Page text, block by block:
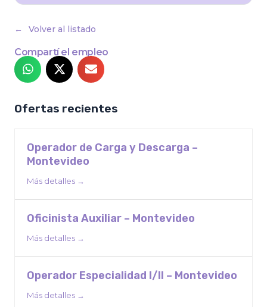
Volver al listado
Compartí el empleo
Ofertas recientes
Operador de Carga y Descarga –
Montevideo
Más detalles
Oficinista Auxiliar – Montevideo
Más detalles
Operador Especialidad I/II – Montevideo
Más detalles